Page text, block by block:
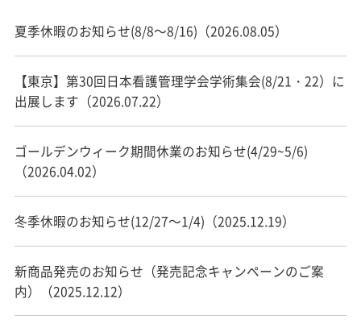
夏季休暇のお知らせ(8/8～8/16)（2026.08.05）
【東京】第30回日本看護管理学会学術集会(8/21・22）に
出展します（2026.07.22）
ゴールデンウィーク期間休業のお知らせ(4/29~5/6)
（2026.04.02）
冬季休暇のお知らせ(12/27～1/4)（2025.12.19）
新商品発売のお知らせ（発売記念キャンペーンのご案
内）（2025.12.12）